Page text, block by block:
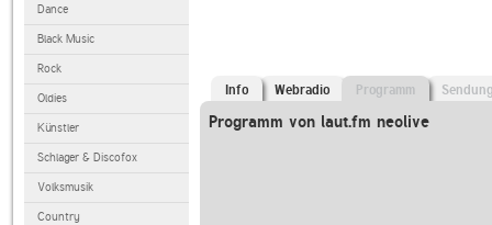
Dance
Black Music
Rock
Oldies
Künstler
Schlager & Discofox
Volksmusik
Country
Info Webradio Programm
Programm von laut.fm neolive